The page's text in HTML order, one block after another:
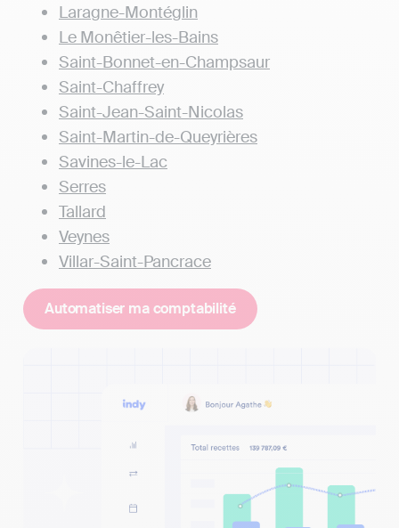
Laragne-Montéglin
Le Monêtier-les-Bains
Saint-Bonnet-en-Champsaur
Saint-Chaffrey
Saint-Jean-Saint-Nicolas
Saint-Martin-de-Queyrières
Savines-le-Lac
Serres
Tallard
Veynes
Villar-Saint-Pancrace
Automatiser ma comptabilité